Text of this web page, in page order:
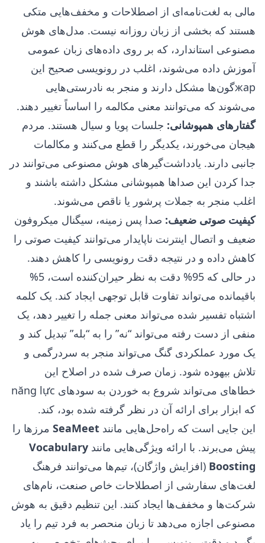
مالی به لغت‌نامه‌ای از اصطلاحات و مخفف‌هایی متکی
هستند که بخشی از زبان روزانه نیست. مدل‌های هوش
مصنوعی استاندارد، که بر روی داده‌های زبان عمومی
آموزش داده می‌شوند، اغلب در رونویسی صحیح این
жарگون‌ها مشکل دارند و منجر به نادرستی‌هایی
می‌شوند که می‌توانند معنی مکالمه را اساساً تغییر دهند.
گفتارهای همپوشانی: جلسات پویا و سیال هستند. مردم
هیجان می‌خورند، یکدیگر را قطع می‌کنند و مکالمات
جانبی دارند. یادداشت‌گیرهای هوش مصنوعی می‌توانند در
جدا کردن این صداها همپوشانی مشکل داشته باشند و
اغلب منجر به جملات پرشور یا ناقص می‌شوند.
کیفیت صوتی ضعیف: صدا پس زمینه، سیگنال میکروفون
ضعیف و اتصال اینترنت ناپایدار می‌توانند کیفیت صوتی را
کاهش داده و در نتیجه دقت رونویسی را کاهش دهند.
در حالی که 95% دقت به نظر حیران‌کننده است، 5%
باقیمانده می‌تواند تفاوت قابل توجهی ایجاد کند. یک کلمه
اشتباه تفسیر شده می‌تواند معنی جمله را تغییر دهد، یک
منفی از دست رفته می‌تواند “نه” را به “بله” تبدیل کند و
یک مورد عملکردی گنگ می‌تواند منجر به سردرگمی و
تلاش بیهوده شود. زمان صرف شده در اصلاح این
خطاهای می‌تواند شروع به خوردن به سودهای năng lực
که ابزار برای ارائه آن در نظر گرفته شده بود، کند.
این جایی است که راه‌حل‌هایی مانند SeaMeet مرزها را
پیش می‌برند. با ارائه ویژگی‌هایی مانند Vocabulary
Boosting (افزایش واژگان)، تیم‌ها می‌توانند فرهنگ
لغت‌های سفارشی از اصطلاحات خاص صنعت، نام‌های
شرکت‌ها و مخفف‌ها ایجاد کنند. این تنظیم دقیق به هوش
مصنوعی اجازه می‌دهد تا زبان منحصر به فرد تیم را یاد